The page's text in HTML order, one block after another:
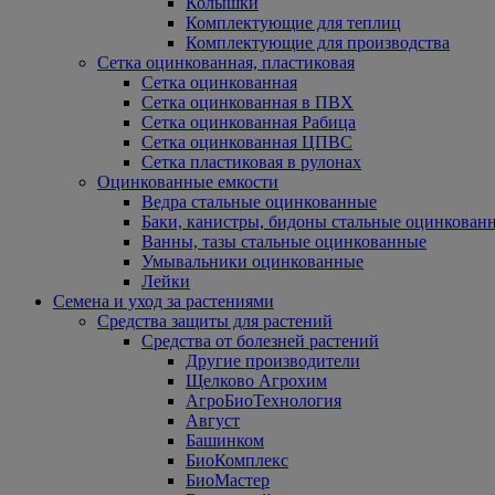
Комплектующие для теплиц
Комплектующие для производства
Сетка оцинкованная, пластиковая
Сетка оцинкованная
Сетка оцинкованная в ПВХ
Сетка оцинкованная Рабица
Сетка оцинкованная ЦПВС
Сетка пластиковая в рулонах
Оцинкованные емкости
Ведра стальные оцинкованные
Баки, канистры, бидоны стальные
Ванны, тазы стальные оцинкованные
Умывальники оцинкованные
Лейки
Семена и уход за растениями
Средства защиты для растений
Средства от болезней растений
Другие производители
Щелково Агрохим
АгроБиоТехнология
Август
Башинком
БиоКомплекс
БиоМастер